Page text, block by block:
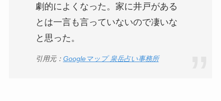
劇的によくなった。家に井戸がある
とは一言も言っていないので凄いな
と思った。
引用元： Googleマップ 泉岳占い事務所